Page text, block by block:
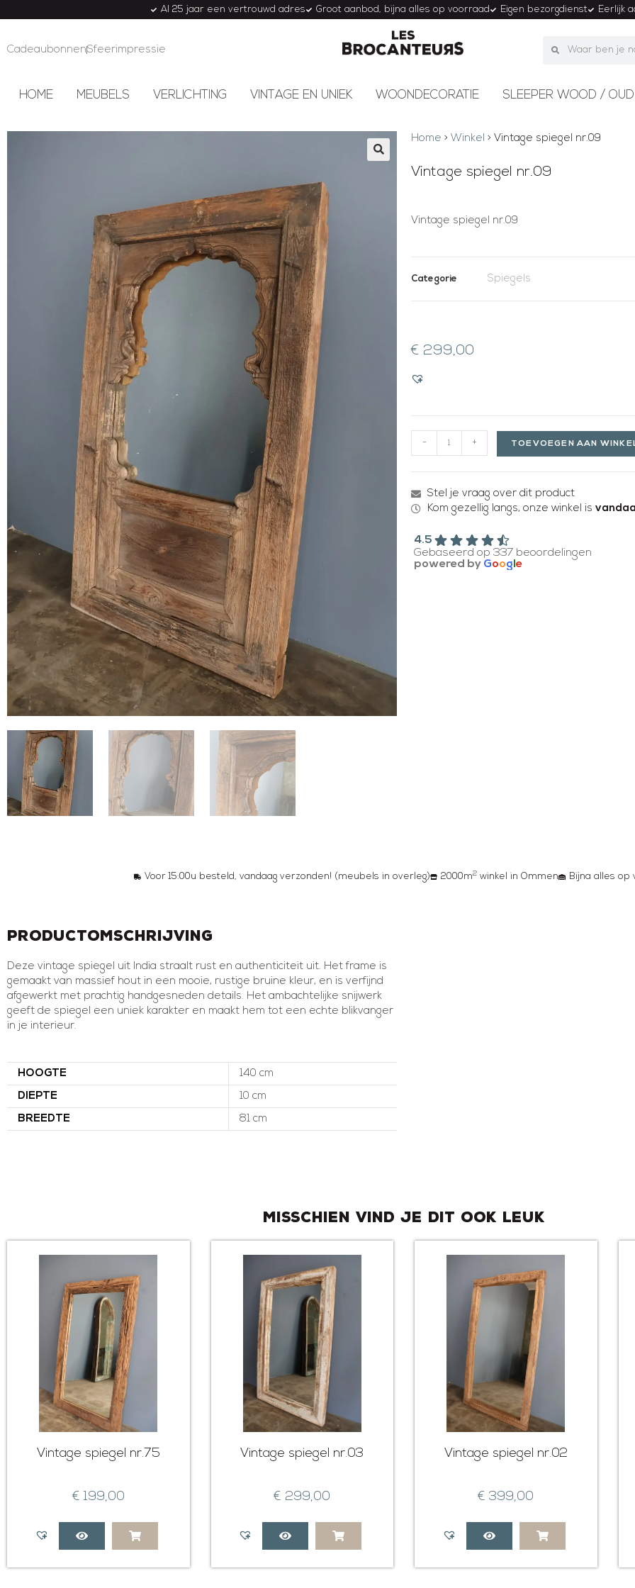
Al 25 jaar een vertrouwd adres Groot aanbod, bijna alles op voorraad Eigen bezorgdienst Eerlijk
CadeaubonnenSfeerimpressie
HOME MEUBELS VERLICHTING VINTAGE EN UNIEK WOONDECORATIE SLEEPER WOOD / OUD
Home > Winkel > Vintage spiegel nr.09
Vintage spiegel nr.09
Vintage spiegel nr.09
Categorie Spiegels
€ 299,00
- + TOEVOEGEN AAN
Stel je vraag over dit product
Kom gezellig langs, onze winkel is
4.5
Gebaseerd op 337 beoordelingen
powered by Goog e
Voor 15:00u besteld, vandaag verzonden! (meubels in overleg) 2000m2winkel in Ommen Bijna alles op
Productomschrijving
Deze vintage spiegel uit India straalt rust en authenticiteit uit. Het frame is
gemaakt van massief hout in een mooie, rustige bruine kleur, en is verfijnd
afgewerkt met prachtig handgesneden details. Het ambachtelijke snijwerk
geeft de spiegel een uniek karakter en maakt hem tot een echte blikvanger
in je interieur.
HOOGTE 140 cm
DIEPTE 10 cm
BREEDTE 81 cm
Misschien vind je dit ook leuk
Vintage spiegel nr.75
€ 199,00
Vintage spiegel nr.03
€ 299,00
Vintage spiegel nr.02
€ 399,00